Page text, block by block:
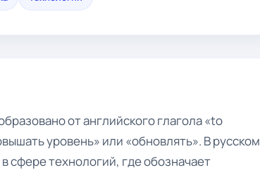
от английского глагола «to
уровень» или «обновлять». В русском
сфере технологий, где обозначает